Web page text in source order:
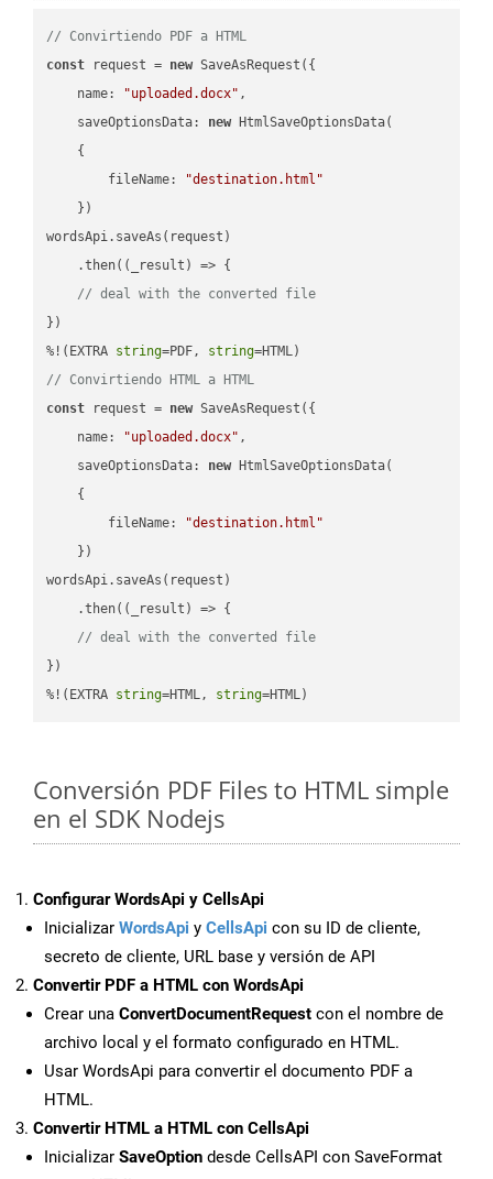
// Convirtiendo PDF a HTML
const request = new SaveAsRequest({
name: "uploaded.docx" ,
saveOptionsData: new HtmlSaveOptionsData(
    {
fileName:
"destination.html"
    })
wordsApi.saveAs(request)
    .then(
( _result ) => {
// deal with the converted file
})
%!(EXTRA string=PDF, string
// Convirtiendo HTML a HTML
const request = new SaveAsRequest({
name: "uploaded.docx" ,
saveOptionsData: new HtmlSaveOptionsData(
    {
fileName:
"destination.html"
    })
wordsApi.saveAs(request)
    .then(
( _result ) => {
// deal with the converted file
})
%!(EXTRA string=HTML, string=HTML)
Conversión PDF Files to HTML simple
en el SDK Nodejs
Configurar WordsApi y CellsApi
Inicializar WordsApi y CellsApi con su ID de cliente,
secreto de cliente, URL base y versión de API
Convertir PDF a HTML con WordsApi
Crear una ConvertDocumentRequest con el nombre de
archivo local y el formato configurado en HTML.
Usar WordsApi para convertir el documento PDF a
HTML.
Convertir HTML a HTML con CellsApi
Inicializar SaveOption desde CellsAPI con SaveFormat